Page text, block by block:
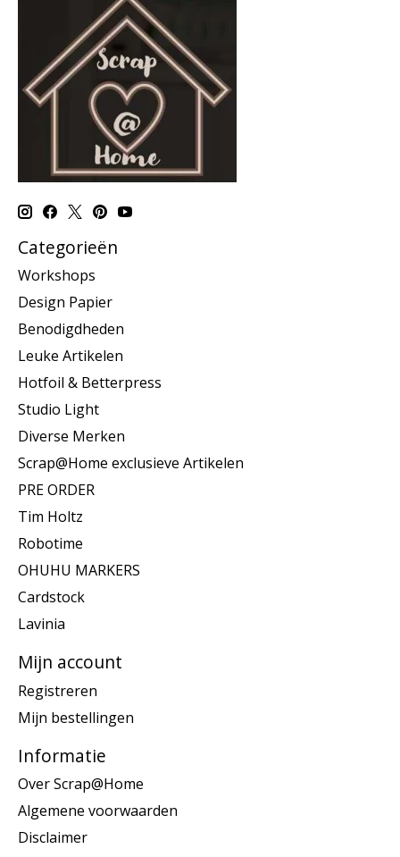
Categorieën
Workshops
Design Papier
Benodigdheden
Leuke Artikelen
Hotfoil & Betterpress
Studio Light
Diverse Merken
Scrap@Home exclusieve Artikelen
PRE ORDER
Tim Holtz
Robotime
OHUHU MARKERS
Cardstock
Lavinia
Mijn account
Registreren
Mijn bestellingen
Informatie
Over Scrap@Home
Algemene voorwaarden
Disclaimer